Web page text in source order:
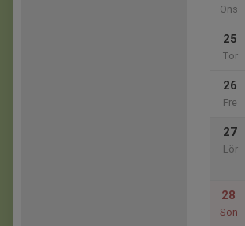
Ons
25
Tor
26
Fre
27
Lör
28
Sön